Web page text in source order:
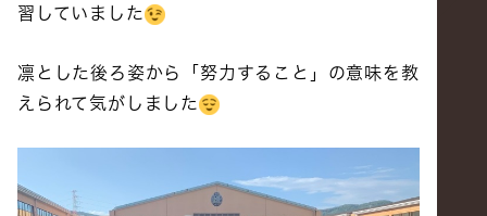
習していました
凛とした後ろ姿から「努力すること」の意味を教
えられて気がしました